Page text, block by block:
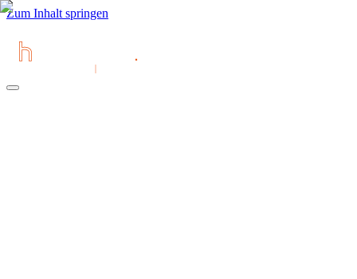
Zum Inhalt springen